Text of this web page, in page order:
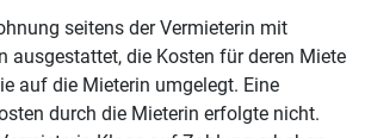
seitens der Vermieterin mit
ausgestattet, die Kosten für deren Miete
auf die Mieterin umgelegt. Eine
durch die Mieterin erfolgte nicht.